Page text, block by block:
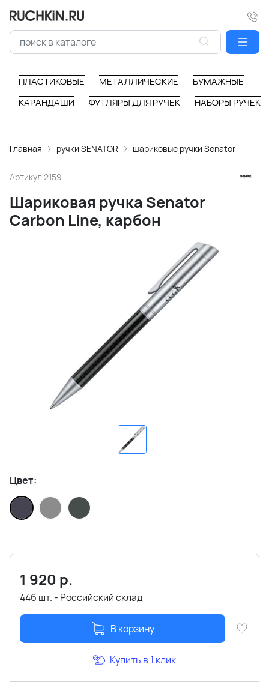
ПЛАСТИКОВЫЕ МЕТАЛЛИЧЕСКИЕ
БУМАЖНЫЕ
КАРАНДАШИ
ФУТЛЯРЫ ДЛЯ РУЧЕК НАБОРЫ РУЧЕК
Главная ручки SENATOR шариковые ручки Senator
Артикул 2159
Шариковая ручка Senator
Carbon Line, карбон
Цвет:
1 920 р.
446 шт. - Российский склад
В корзину
Купить в 1 клик